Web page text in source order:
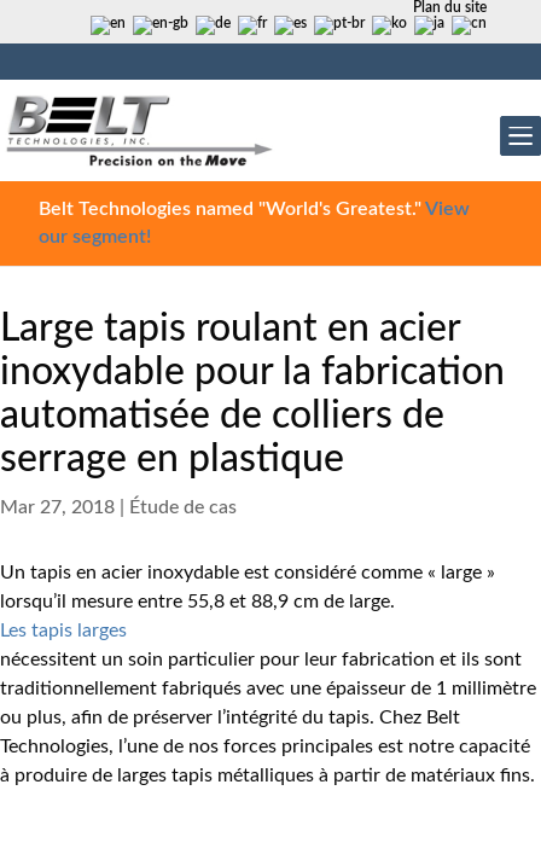
Plan du site
Belt Technologies named "World's Greatest."View
our segment!
Large tapis roulant en acier
inoxydable pour la fabrication
automatisée de colliers de
serrage en plastique
Mar 27, 2018 Étude de cas
Un tapis en acier inoxydable est considéré comme « large »
lorsqu’il mesure entre 55,8 et 88,9 cm de large.
Les tapis larges
nécessitent un soin particulier pour leur fabrication et ils sont
traditionnellement fabriqués avec une épaisseur de 1 millimètre
ou plus, afin de préserver l’intégrité du tapis. Chez Belt
Technologies, l’une de nos forces principales est notre capacité
à produire de larges tapis métalliques à partir de matériaux fins.